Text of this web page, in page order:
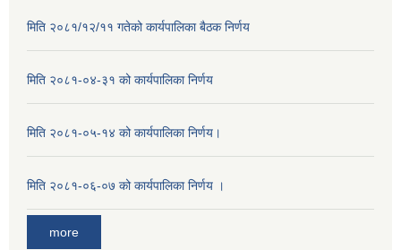
मिति २०८१/१२/११ गतेको कार्यपालिका बैठक निर्णय
मिति २०८१-०४-३१ को कार्यपालिका निर्णय
मिति २०८१-०५-१४ को कार्यपालिका निर्णय।
मिति २०८१-०६-०७ को कार्यपालिका निर्णय ।
more